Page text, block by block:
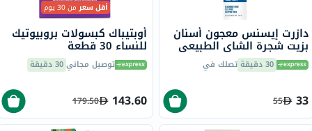
دازرت إيسنس معجون أسنان
بزيت شجرة الشاي الطبيعي
لتبييض الأسنان، 6.25 أونصة،
176 جرام 30 دقيقة تصلك في
33
55
أقل سعرمن 30 يوم
أوبتيباك كبسولات بروبيوتيك
للنساء 30 قطعة
توصيل مجاني30 دقيقة
143.60
179.50